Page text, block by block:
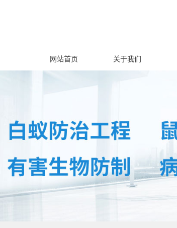
网站首页 关于我们